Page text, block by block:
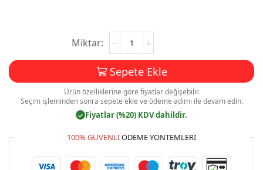
Memleket
Partisi
Kartvizit
Baskı
Mdl:V0125
adet
Sepete Ekle
Ürün özelliklerine göre fiyatlar değişebilir.
Seçim işleminden sonra sepete ekle ve ödeme adımı ile devam edin.
✓ Fiyatlar (%20) KDV dahildir.
100% GÜVENLIÖDEME YÖNTEMLERI